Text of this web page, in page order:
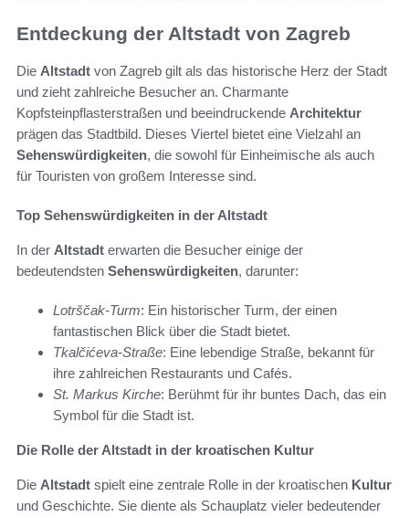
Entdeckung der Altstadt von Zagreb
Die Altstadt von Zagreb gilt als das historische Herz der Stadt
und zieht zahlreiche Besucher an. Charmante
Kopfsteinpflasterstraßen und beeindruckende Architektur
prägen das Stadtbild. Dieses Viertel bietet eine Vielzahl an
Sehenswürdigkeiten, die sowohl für Einheimische als auch
für Touristen von großem Interesse sind.
Top Sehenswürdigkeiten in der Altstadt
In der Altstadt erwarten die Besucher einige der
bedeutendsten Sehenswürdigkeiten, darunter:
Lotrščak-Turm: Ein historischer Turm, der einen
fantastischen Blick über die Stadt bietet.
Tkalčićeva-Straße: Eine lebendige Straße, bekannt für
ihre zahlreichen Restaurants und Cafés.
St. Markus Kirche: Berühmt für ihr buntes Dach, das ein
Symbol für die Stadt ist.
Die Rolle der Altstadt in der kroatischen Kultur
Die Altstadt spielt eine zentrale Rolle in der kroatischen Kultur
und Geschichte. Sie diente als Schauplatz vieler bedeutender